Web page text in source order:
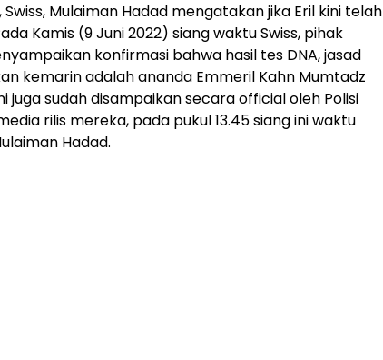
Swiss, Mulaiman Hadad mengatakan jika Eril kini telah
Kamis (9 Juni 2022) siang waktu Swiss, pihak
konfirmasi bahwa hasil tes DNA, jasad
kemarin adalah ananda Emmeril Kahn Mumtadz
juga sudah disampaikan secara official oleh Polisi
rilis mereka, pada pukul 13.45 siang ini waktu
Hadad.